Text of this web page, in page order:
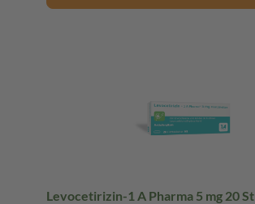
Levocetirizin-1 A Pharma 5 mg 20 St